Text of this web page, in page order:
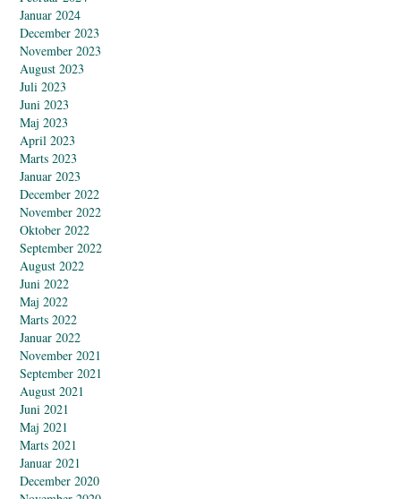
Januar 2024
December 2023
November 2023
August 2023
Juli 2023
Juni 2023
Maj 2023
April 2023
Marts 2023
Januar 2023
December 2022
November 2022
Oktober 2022
September 2022
August 2022
Juni 2022
Maj 2022
Marts 2022
Januar 2022
November 2021
September 2021
August 2021
Juni 2021
Maj 2021
Marts 2021
Januar 2021
December 2020